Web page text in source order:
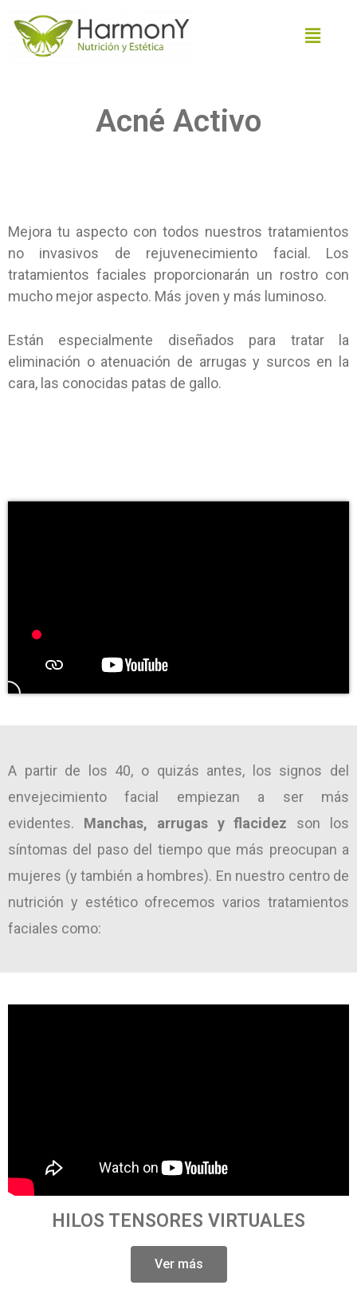
Acné Activo
Mejora tu aspecto con todos nuestros tratamientos
no invasivos de rejuvenecimiento facial. Los
tratamientos faciales proporcionarán un rostro con
mucho mejor aspecto. Más joven y más luminoso.
Están especialmente diseñados para tratar la
eliminación o atenuación de arrugas y surcos en la
cara, las conocidas patas de gallo.
A partir de los 40, o quizás antes, los signos del
envejecimiento facial empiezan a ser más
evidentes. Manchas, arrugas y flacidez son los
síntomas del paso del tiempo que más preocupan a
mujeres (y también a hombres). En nuestro centro de
nutrición y estético ofrecemos varios tratamientos
faciales como:
HILOS TENSORES VIRTUALES
Ver más